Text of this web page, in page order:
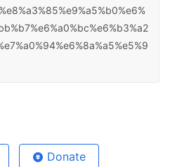
Donate